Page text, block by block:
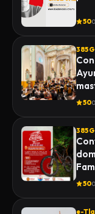
50
385
50
385
50
e-